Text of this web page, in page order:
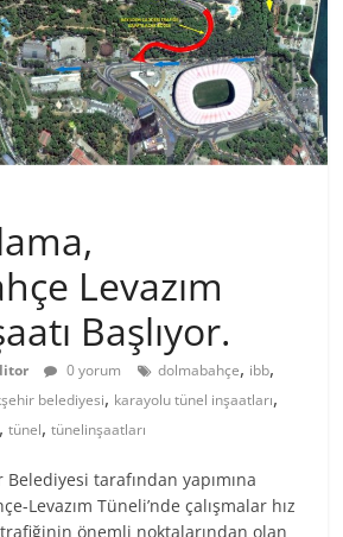
Levazım
Başlıyor.
0 yorum dolmabahçe, ibb,
belediyesi, karayolu tünel inşaatları,
,tünel,tünelinşaatları
tarafından yapımına
Levazım Tüneli’nde çalışmalar hız
önemli noktalarından olan